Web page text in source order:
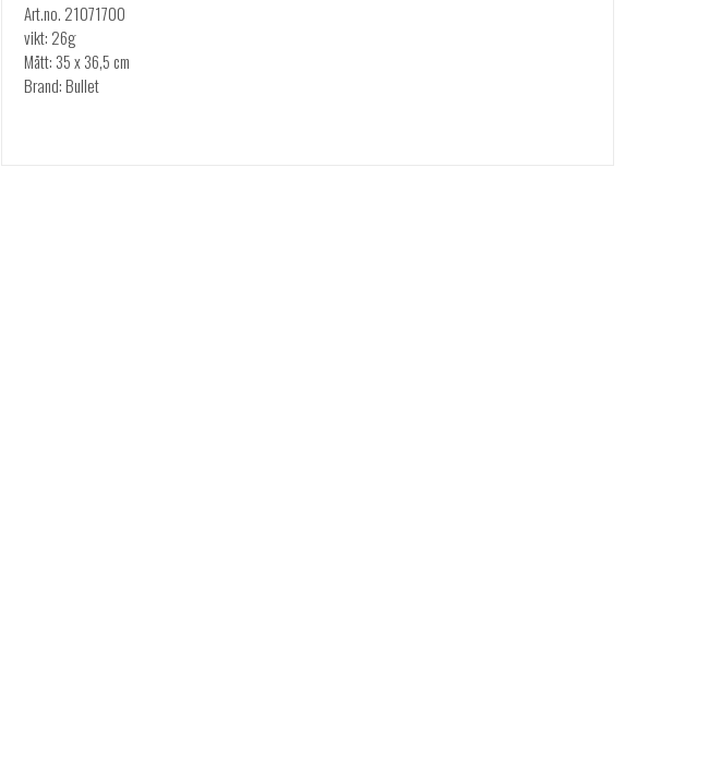
Art.no. 21071700
vikt: 26g
Mått: 35 x 36,5 cm
Brand: Bullet